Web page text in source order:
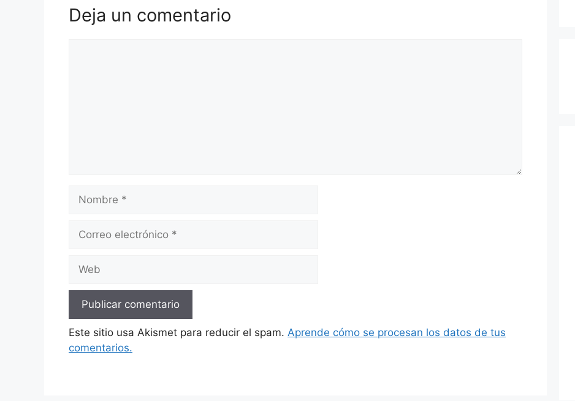
Deja un comentario
electrónico
Este sitio usa Akismet para reducir el spam. Aprende cómo se procesan los datos de tus
comentarios.